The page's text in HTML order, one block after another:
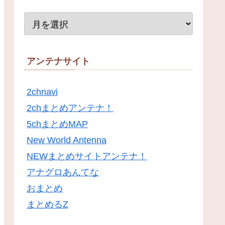
アンテナサイト
2chnavi
2chまとめアンテナ！
5chまとめMAP
New World Antenna
NEWまとめサイトアンテナ！
アナグロあんてな
おまとめ
まとめるZ